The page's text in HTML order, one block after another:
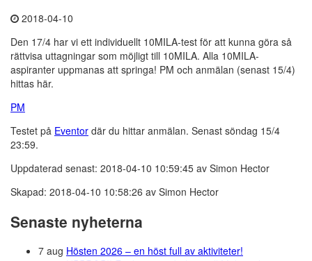
2018-04-10
Den 17/4 har vi ett individuellt 10MILA-test för att kunna göra så
rättvisa uttagningar som möjligt till 10MILA. Alla 10MILA-
aspiranter uppmanas att springa! PM och anmälan (senast 15/4)
hittas här.
PM
Testet på Eventor där du hittar anmälan. Senast söndag 15/4
23:59.
Uppdaterad senast: 2018-04-10 10:59:45 av Simon Hector
Skapad: 2018-04-10 10:58:26 av Simon Hector
Senaste nyheterna
7 aug Hösten 2026 – en höst full av aktiviteter!